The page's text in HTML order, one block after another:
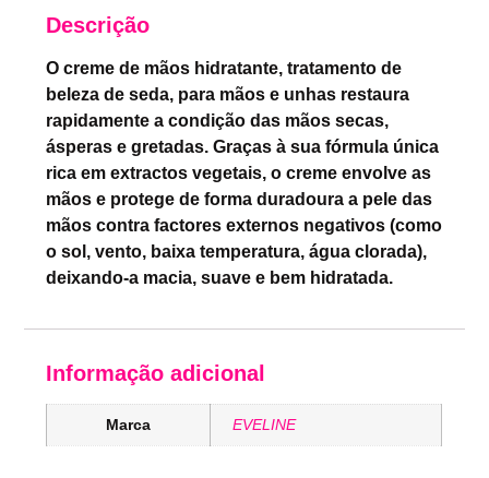
Descrição
O creme de mãos hidratante, tratamento de
beleza de seda, para mãos e unhas restaura
rapidamente a condição das mãos secas,
ásperas e gretadas. Graças à sua fórmula única
rica em extractos vegetais, o creme envolve as
mãos e protege de forma duradoura a pele das
mãos contra factores externos negativos (como
o sol, vento, baixa temperatura, água clorada),
deixando-a macia, suave e bem hidratada.
Informação adicional
Marca EVELINE